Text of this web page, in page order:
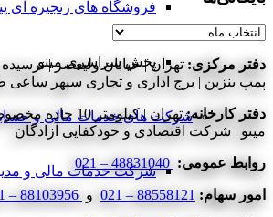
فروشگاه های زنجیره ای
پخش سراسری مینو
شرکت های خدمات مالی و
شرکت خدمات مالی و
بایگانی‌ها
دفتر مرکزی: تهران | خیابان ولیعصر |
پمپ بنزین | برج اداری و تجاری سپهر ساعی
دفتر کارخانه:
تهران | کیلومتر
مینو | شرکت اقتصادی و خودکفایی آزادگان
روابط عمومی:
امور سهام: 88558121 – 021 و